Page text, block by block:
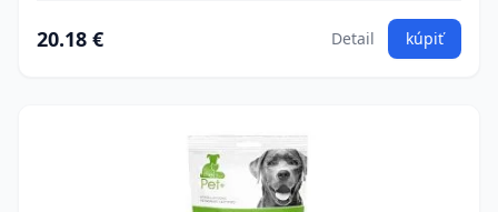
20.18 € Detail kúpiť